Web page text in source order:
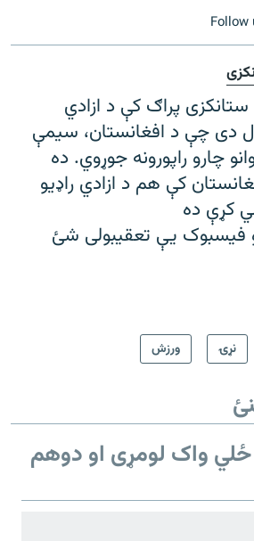
Follow
پراګ کې د ازادي
دی چې د افغانستان، سیمې
چارو راپورونه جوړوي. ده
کې هم د ازادي راډیو
کړې ده
فیسبوک یې تعقیبولی شئ
نړۍ ورزش
ځلي واک لومړی او دوهم